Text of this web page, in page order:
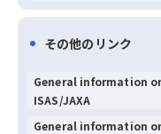
その他のリンク
General information
ISAS/JAXA
General information